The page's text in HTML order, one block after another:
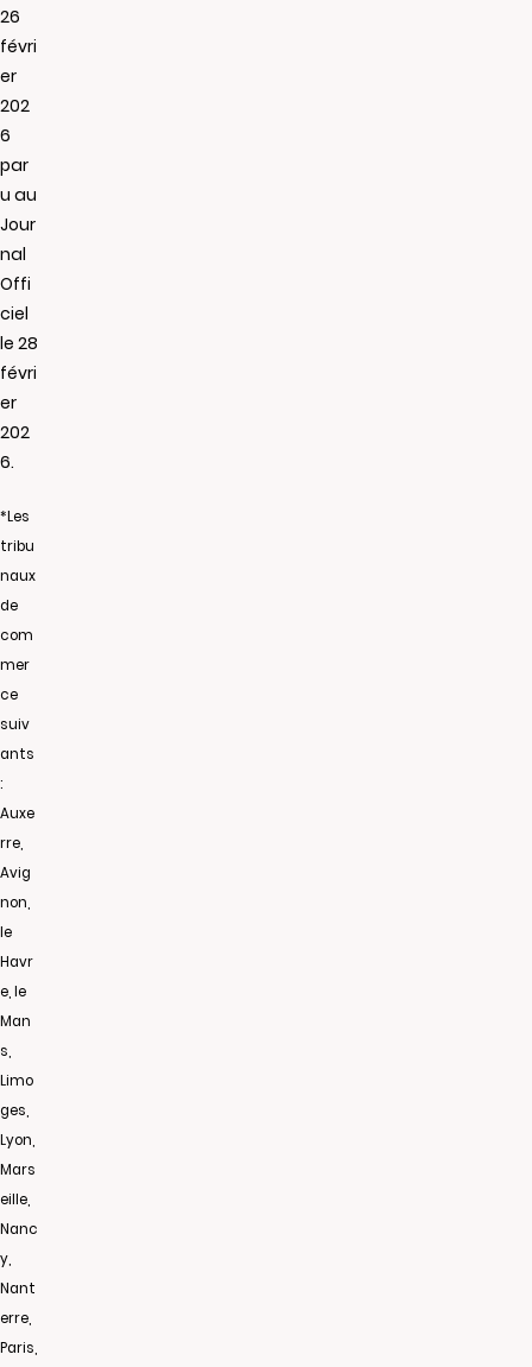
26
févri
er
202
6
par
u au
Jour
nal
Offi
ciel
le 28
févri
er
202
6.
*Les
tribu
naux
de
com
mer
ce
suiv
ants
:
Auxe
rre,
Avig
non,
le
Havr
e, le
Man
s,
Limo
ges,
Lyon,
Mars
eille,
Nanc
y,
Nant
erre,
Paris,